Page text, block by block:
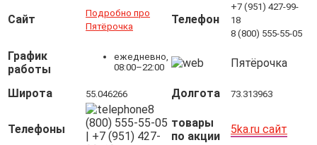
Сайт
Подробно про
Пятёрочка
Телефон
+7 (951) 427-99-
18
8 (800) 555-55-05
График
работы
ежедневно,
08:00–22:00
Пятёрочка
Широта 55.046266 Долгота 73.313963
Телефоны
8
(800) 555-55-05
| +7 (951) 427-
товары
по акции
5ka.ru сайт